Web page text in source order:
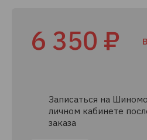
6 350 ₽
Записаться на
личном кабинете
заказа